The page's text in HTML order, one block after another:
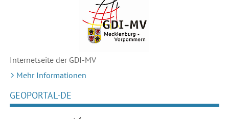
Internetseite der GDI-MV
Mehr Informationen
GEOPORTAL-DE